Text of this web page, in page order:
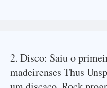
2. Disco: Saiu o
madeirenses Thus